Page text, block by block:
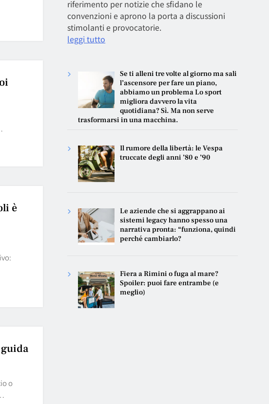
è
o
riferimento per notizie che sfidano le
convenzioni e aprono la porta a discussioni
stimolanti e provocatorie.
leggi tutto
Se ti alleni tre volte al giorno ma sali
l’ascensore per fare un piano,
abbiamo un problema Lo sport
migliora davvero la vita
quotidiana? Sì. Ma non serve
trasformarsi in una macchina.
Il rumore della libertà: le Vespa
truccate degli anni ’80 e ’90
Le aziende che si aggrappano ai
sistemi legacy hanno spesso una
narrativa pronta: “funziona, quindi
perché cambiarlo?
Fiera a Rimini o fuga al mare?
Spoiler: puoi fare entrambe (e
meglio)